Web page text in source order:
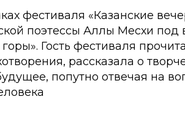
фестиваля «Казанские
поэтессы Аллы Месхи под
Гость фестиваля
рассказала о
попутно отвечая на